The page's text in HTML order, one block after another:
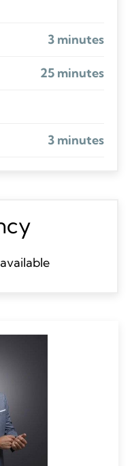
3 minutes
25 minutes
3 minutes